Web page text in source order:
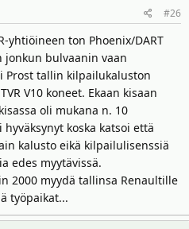
#26
yhtiöineen ton Phoenix/DART
jonkun bulvaanin vaan
Prost tallin kilpailukaluston
V10 koneet. Ekaan kisaan
oli mukana n. 10
koska katsoi että
kalusto eikä kilpailulisenssiä
edes myytävissä.
2000 myydä tallinsa Renaultille
työpaikat...